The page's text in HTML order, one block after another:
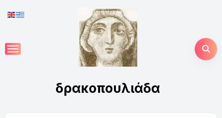
to
δρακοπουλιάδα